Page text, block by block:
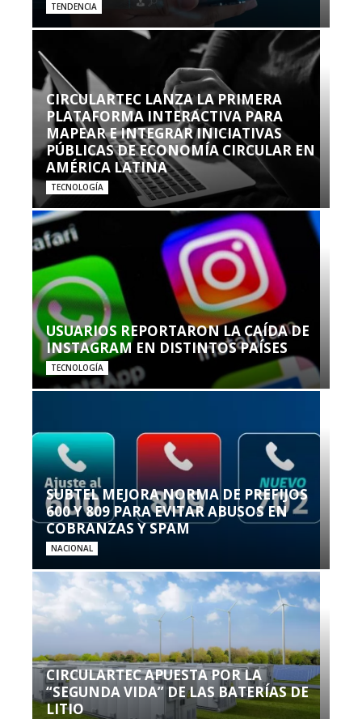
TENDENCIA
CIRCULARTEC LANZA LA PRIMERA
PLATAFORMA INTERACTIVA PARA
MAPEAR E INTEGRAR INICIATIVAS
PÚBLICAS DE ECONOMÍA CIRCULAR EN
AMÉRICA LATINA
TECNOLOGÍA
USUARIOS REPORTARON LA CAÍDA DE
INSTAGRAM EN DISTINTOS PAÍSES
TECNOLOGÍA
SUBTEL MEJORA NORMA DE PREFIJOS
600 Y 809 PARA EVITAR ABUSOS EN
COBRANZAS Y SPAM
NACIONAL
CIRCULARTEC APUESTA POR LA
“SEGUNDA VIDA” DE LAS BATERÍAS DE
LITIO